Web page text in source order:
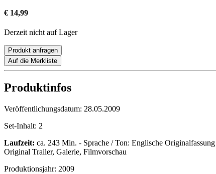
€ 14,99
Derzeit nicht auf Lager
Produkt anfragen
Auf die Merkliste
Produktinfos
Veröffentlichungsdatum: 28.05.2009
Set-Inhalt: 2
Laufzeit: ca. 243 Min. - Sprache / Ton: Englische
Original Trailer, Galerie, Filmvorschau
Produktionsjahr: 2009